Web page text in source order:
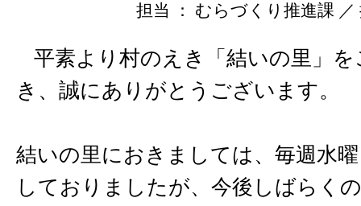
担当 ： むらづくり推進課 ／
平素より村のえき「結いの里」
き、誠にありがとうございます。
結いの里におきましては、毎週水
しておりましたが、今後しばらく